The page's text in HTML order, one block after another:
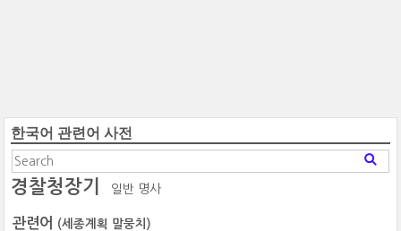
한국어 관련어 사전
경찰청장기 일반 명사
관련어 (세종계획 말뭉치)